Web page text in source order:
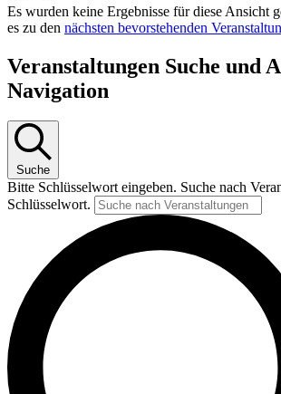
Es wurden keine Ergebnisse für diese Ansicht
es zu den nächsten bevorstehenden
Veranstaltungen Suche und
Navigation
Suche
Bitte Schlüsselwort eingeben. Suche nach
Schlüsselwort.